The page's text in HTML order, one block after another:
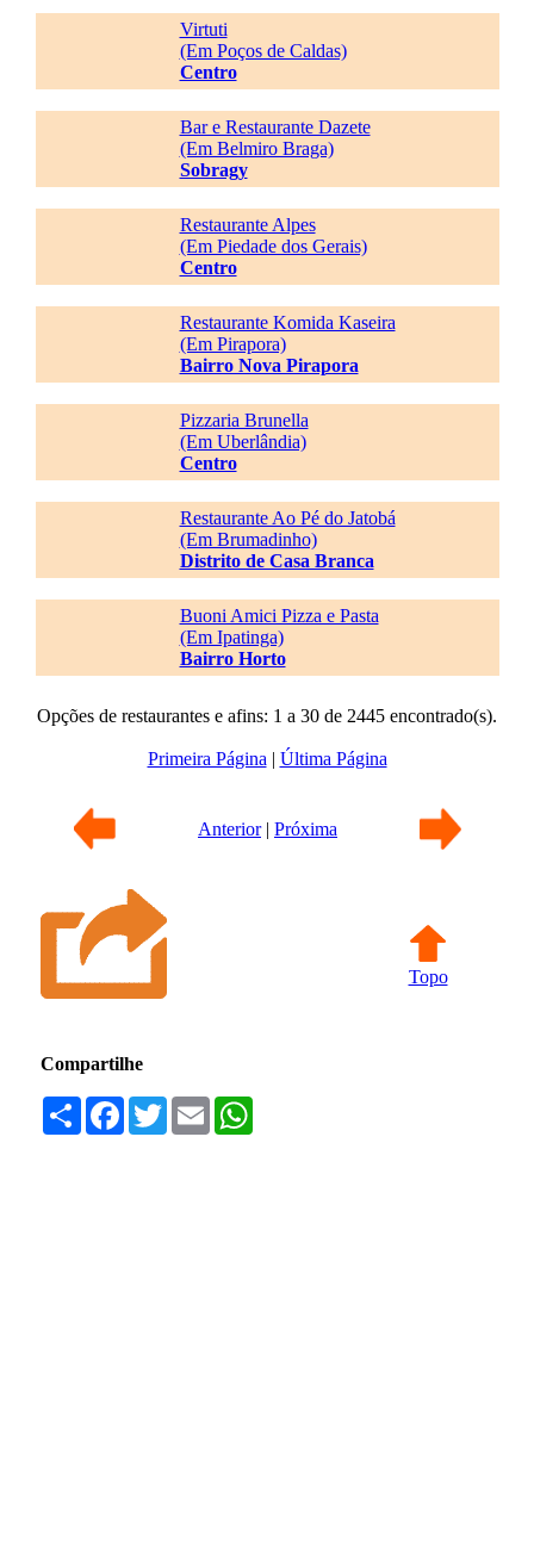
Virtuti
(Em Poços de Caldas)
Centro
Bar e Restaurante Dazete
(Em Belmiro Braga)
Sobragy
Restaurante Alpes
(Em Piedade dos Gerais)
Centro
Restaurante Komida Kaseira
(Em Pirapora)
Bairro Nova Pirapora
Pizzaria Brunella
(Em Uberlândia)
Centro
Restaurante Ao Pé do Jatobá
(Em Brumadinho)
Distrito de Casa Branca
Buoni Amici Pizza e Pasta
(Em Ipatinga)
Bairro Horto
Opções de restaurantes e afins: 1 a 30 de 2445 encontrado(s).
Primeira Página | Última Página
Anterior| Próxima
Topo
Compartilhe
Compartilhar
Facebook
TwitterEmail